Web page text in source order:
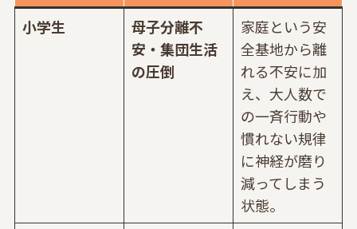
小学生
母子分離不
安・集団生活
の圧倒
家庭という安
全基地から離
れる不安に加
え、大人数で
の一斉行動や
慣れない規律
に神経が磨り
減ってしまう
状態。